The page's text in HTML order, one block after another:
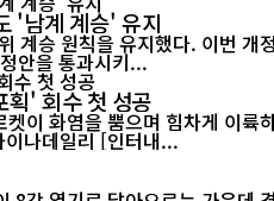
'남계 계승' 유지
계승 원칙을 유지했다. 이번
개정안을 통과시키...
' 회수 첫 성공
이 화염을 뿜으며 힘차게 이
랫폼에서 그물 포획 방식으로 회수하는 데 처음으로 성공했다./차이나데일리 [인터내...